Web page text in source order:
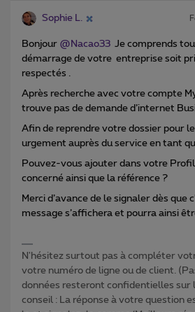
Sophie L.
Bonjour ​ @Nacao33 Je comprends
démarrage de votre entreprise soit
respectés .
Après recherche avec votre compte
trouve pas de demande d’internet
Afin de reprendre votre dossier pour
urgement auprès du service en tant
Pouvez-vous ajouter dans votre
concerné ainsi que la référence ?
Merci d’avance de le signaler dès que
message s’affichera et pourra ainsi
N'hésitez surtout pas à compléter
votre numéro de ligne ou de client.
données resteront confidentielles sur
conseil : La réponse à votre question